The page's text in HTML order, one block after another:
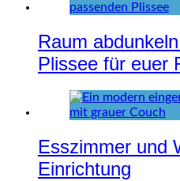
Raum
Plissee für euer
Esszimmer und
Einrichtung